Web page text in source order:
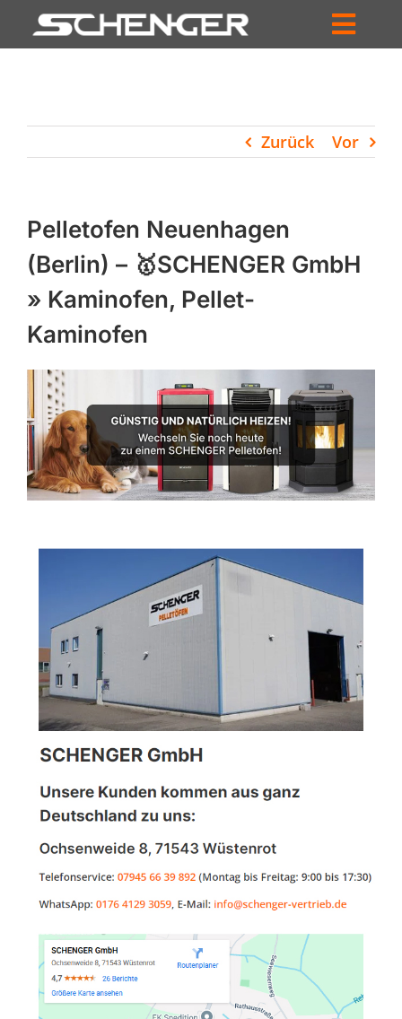
Inhalt
HÄNDLERSUCHE
UNTERNEHMEN
PROFIL
WARENKORB
PRODUCTS
SEARCH
Zurück Vor
Pelletofen Neuenhagen
(Berlin) – 🥇SCHENGER GmbH
» Kaminofen, Pellet-
Kaminofen